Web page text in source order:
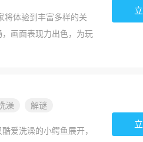
将体验到丰富多样的关
画面表现力出色，为玩
澡
解谜
爱洗澡的小鳄鱼展开，